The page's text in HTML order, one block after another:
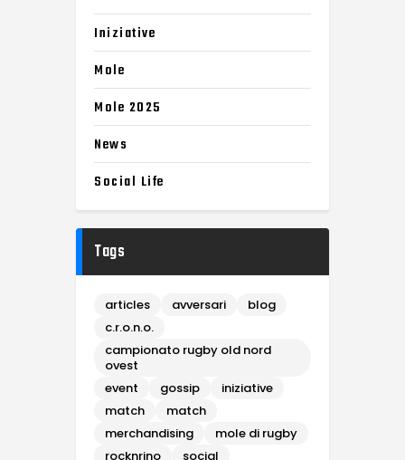
Iniziative
Mole
Mole 2025
News
Social Life
Tags
articles avversari
blog
c.r.o.n.o.
campionato rugby old nord
ovest
event
gossip
iniziative
match
match
merchandising
mole di rugby
rocknrino
social